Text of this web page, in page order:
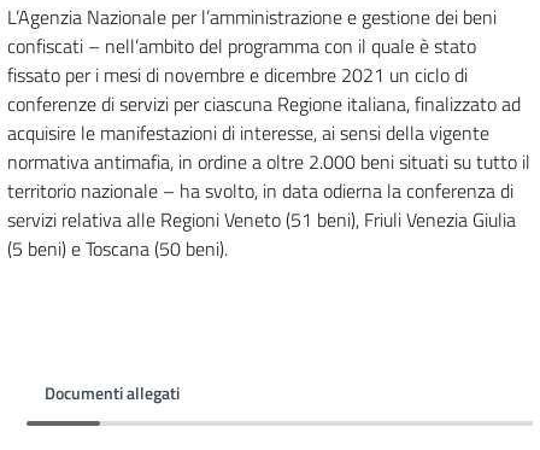
L’Agenzia Nazionale per l’amministrazione e gestione dei beni
confiscati – nell’ambito del programma con il quale è stato
fissato per i mesi di novembre e dicembre 2021 un ciclo di
conferenze di servizi per ciascuna Regione italiana, finalizzato ad
acquisire le manifestazioni di interesse, ai sensi della vigente
normativa antimafia, in ordine a oltre 2.000 beni situati su tutto il
territorio nazionale – ha svolto, in data odierna la conferenza di
servizi relativa alle Regioni Veneto (51 beni), Friuli Venezia Giulia
(5 beni) e Toscana (50 beni).
Documenti allegati